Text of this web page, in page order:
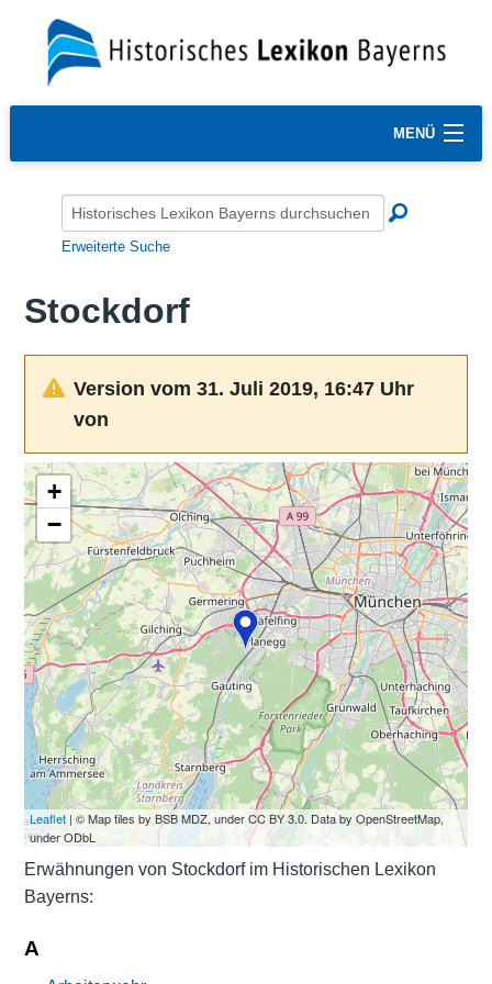
MENÜ
Erweiterte Suche
Stockdorf
Version vom 31. Juli 2019, 16:47 Uhr
von
+
−
Leaflet| © Map tiles by BSB MDZ, under CC BY 3.0. Data by OpenStreetMap,
under ODbL
Erwähnungen von Stockdorf im Historischen Lexikon
Bayerns:
A